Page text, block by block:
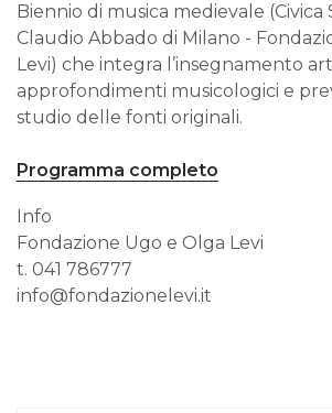
Biennio di musica medievale (Civica
Claudio Abbado di Milano -
Levi) che integra l’insegnamento
approfondimenti musicologici e
studio delle fonti originali.
Programma completo
Info
Fondazione Ugo e Olga Levi
t. 041 786777
info@fondazionelevi.it